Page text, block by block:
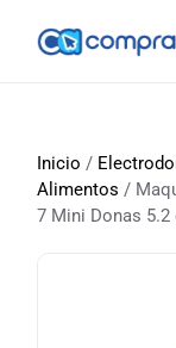
Inicio /
Alimentos /
7 Mini Donas 5.2